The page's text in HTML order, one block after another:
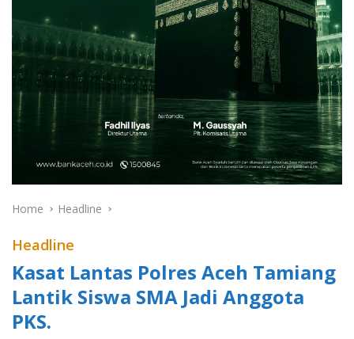
Home Headline
Headline
Kasat Lantas Polres Aceh Tamiang
Lantik Siswa SMA Jadi Anggota
PKS.